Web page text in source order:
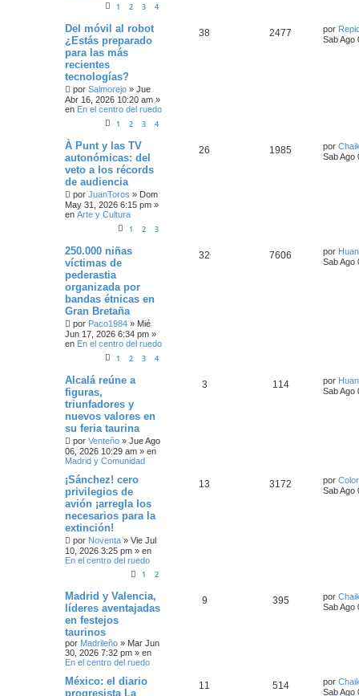
1 2 3 4
Del móvil al robot
¿Estás preparado
para las más
recientes
tecnologías?
por Salmorejo » Jue
Abr 16, 2026 10:20 am »
en En el centro del ruedo
1 2 3 4
38 2477 por
Sab Ago
À Punt y las TV
autonómicas: del
veto a los récords
de audiencia
por JuanToros » Dom
May 31, 2026 6:15 pm »
en Arte y Cultura
1 2 3
26 1985 por
Sab Ago
250.000 niñas
víctimas de
pederastia
organizada por
bandas étnicas en
Gran Bretaña
por Paco1984 » Mié
Jun 17, 2026 6:34 pm »
en En el centro del ruedo
1 2 3 4
32 7606 por
Sab Ago
Alcalá reúne a
figuras,
triunfadores y
nuevos valores en
su feria taurina
por Venteño » Jue Ago
06, 2026 10:29 am » en
Madrid y Comunidad
3 114 por
Sab Ago
¡Sánchez! cero
privilegios de
avión ¡arregla los
necesarios para la
extinción!
por Noventa » Vie Jul
10, 2026 3:25 pm » en
En el centro del ruedo
1 2
13 3172 por
Sab Ago
Madrid y Valencia,
líderes aventajadas
en festejos
taurinos
por Madrileño » Mar Jun
30, 2026 7:32 pm » en
En el centro del ruedo
9 395 por
Sab Ago
México: el diario
progresista La
11 514 por
Sab Ago